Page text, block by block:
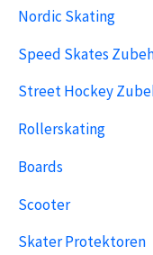
Nordic Skating
Speed Skates
Street Hockey
Rollerskating
Boards
Scooter
Skater Protektoren